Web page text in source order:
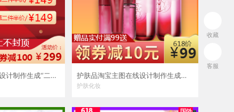
口红淘宝主图在线设计制作生成‘’二维码模板图片 护肤品淘宝主图在线设计制作生成二维码模板图片
护肤化妆
收藏
客服